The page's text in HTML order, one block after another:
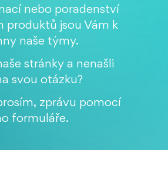
nebo poradenství
produktů jsou Vám k
naše týmy.
stránky a nenašli
svou otázku?
zprávu pomocí
formuláře.